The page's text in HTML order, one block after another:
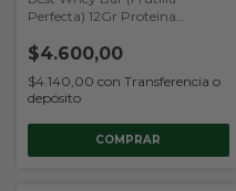
Perfecta) 12Gr Proteina
$4.600,00
$4.140,00 con Transferencia o
depósito